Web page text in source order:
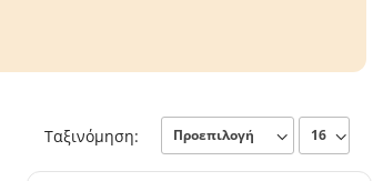
Ταξινόμηση: